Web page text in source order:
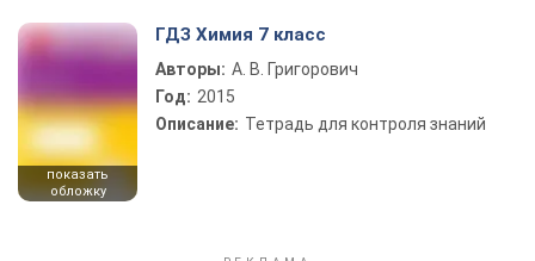
показать
обложку
ГДЗ Химия 7 класс
Авторы: А. В. Григорович
Год: 2015
Описание: Тетрадь для контроля знаний